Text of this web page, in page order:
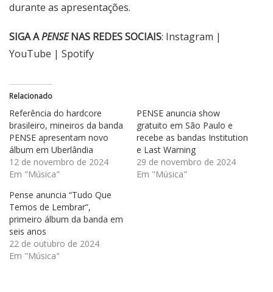
durante as apresentações.
SIGA APENSENAS REDES SOCIAIS: Instagram |
YouTube | Spotify
Relacionado
Referência do hardcore
brasileiro, mineiros da banda
PENSE apresentam novo
álbum em Uberlândia
12 de novembro de 2024
Em "Música"
PENSE anuncia show
gratuito em São Paulo e
recebe as bandas Institution
e Last Warning
29 de novembro de 2024
Em "Música"
Pense anuncia “Tudo Que
Temos de Lembrar”,
primeiro álbum da banda em
seis anos
22 de outubro de 2024
Em "Música"